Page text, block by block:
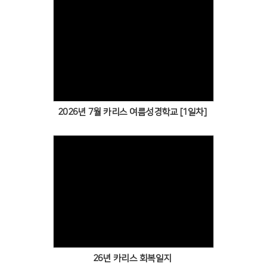
2026년 7월 카리스 여름성경학교 [1일차]
26년 카리스 회복일지